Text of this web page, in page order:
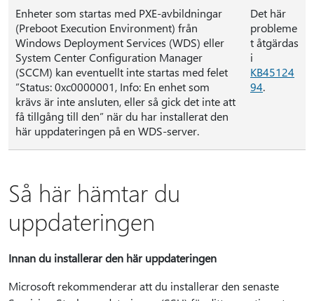
Enheter som startas med PXE-avbildningar
(Preboot Execution Environment) från
Windows Deployment Services (WDS) eller
System Center Configuration Manager
(SCCM) kan eventuellt inte startas med felet
”Status: 0xc0000001, Info: En enhet som
krävs är inte ansluten, eller så gick det inte att
få tillgång till den” när du har installerat den
här uppdateringen på en WDS-server.
Det här
probleme
t åtgärdas
i
KB45124
94.
Så här hämtar du
uppdateringen
Innan du installerar den här uppdateringen
Microsoft rekommenderar att du installerar den senaste